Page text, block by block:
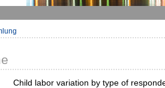
Child labor variation by type of